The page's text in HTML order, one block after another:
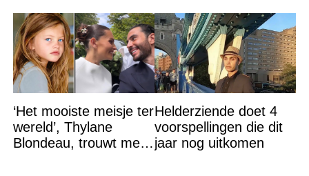
‘Het mooiste meisje ter
wereld’, Thylane
Blondeau, trouwt met
Helderziende doet 4
voorspellingen die dit
jaar nog uitkomen